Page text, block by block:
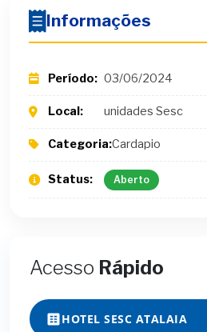
Informações
Período: 03/06/2024
Local: unidades Sesc
Categoria:Cardapio
Status: Aberto
Acesso Rápido
HOTEL SESC ATALAIA